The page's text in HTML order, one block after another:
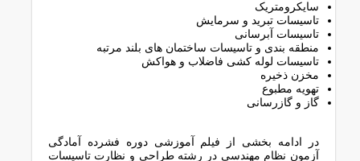
سایکرومتریک
تاسیسات تبرید و سرمایش
تاسیسات آبرسانی
منطقه بندی و تاسیسات ساختمان های بلند مرتبه
تاسیسات لوله کشی فاضلاب و هواکش
مخزن ذخیره
تهویه مطبوع
گاز و گازرسانی
در ادامه بخشی از فیلم آموزشی دوره فشرده آمادگی
آزمون نظام مهندسی در رشته طراحی و نظارت تاسیسات